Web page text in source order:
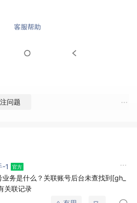
问题
-1
务是什么？关联账号后台未查找到[gh_
关联记录